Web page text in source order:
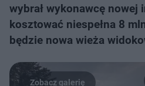
wybrał wykonawcę nowej
kosztować niespełna 8
będzie nowa wieża